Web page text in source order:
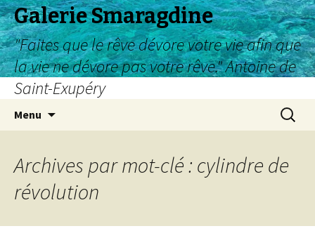
Galerie Smaragdine
"Faites que le rêve dévore votre vie afin que
la vie ne dévore pas votre rêve." Antoine de
Saint-Exupéry
Menu
Archives par mot-clé : cylindre de
révolution